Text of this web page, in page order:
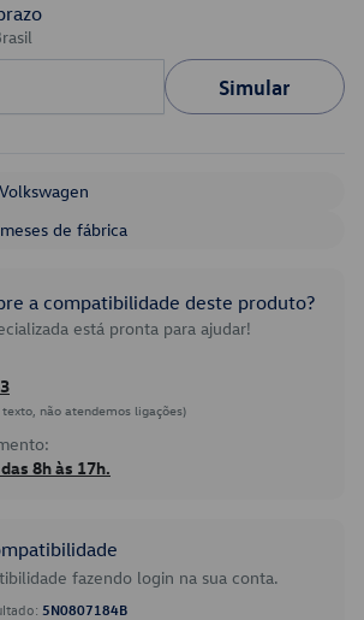
Simular
de fábrica
a compatibilidade deste produto?
está pronta para ajudar!
não atendemos ligações)
8h às 17h.
fazendo login na sua conta.
5N0807184B